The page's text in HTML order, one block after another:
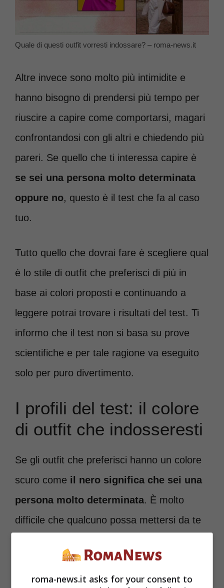
Quale di questi outfit vorresti indossare? – roma-news.it
Altre invece sono molto più intimidite e
hanno bisogno di prendersi più tempo per
riuscire a capire come comportarsi, magari
confrontandosi con gli altri e chiedendo più
pareri. Se quello che ti interessa capire è
se sei una persona molto determinata
oppure no, questo è il test che fa al caso
tuo.
Tutto quello che dovrai fare è scegliere qual
è lo stile di outfit che preferisci di più in
base ai colori proposti e continuando a
leggere potrai trovare i risultati del test. Ti
informo che il test non si basa su prove
scientifiche e per tale ragione va eseguito
solo per puro divertimento.
I profili del test: il colore
di outfit che indosseresti
Se gli outfit che preferisci hanno un colore
scuro come il nero significa che sei una
persona molto determinata. È molto
difficile che qualcuno possa mettersi da te
sempre con la tua testa e che non permetti
a nessuno di mettersi tra te e i tuoi obiettivi.
roma-news.it asks for your consent to